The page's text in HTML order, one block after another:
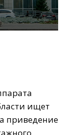
ищет
приведение